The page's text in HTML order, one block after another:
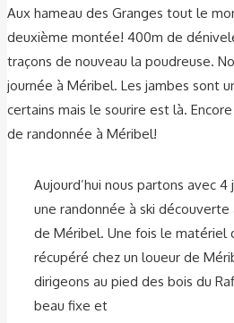
Aux hameau des Granges tout le
deuxième montée! 400m de
traçons de nouveau la poudreuse.
journée à Méribel. Les jambes sont
certains mais le sourire est là.
de randonnée à Méribel!
Aujourd’hui nous partons avec
une randonnée à ski découverte
de Méribel. Une fois le matériel
récupéré chez un loueur de
dirigeons au pied des bois du
beau fixe et